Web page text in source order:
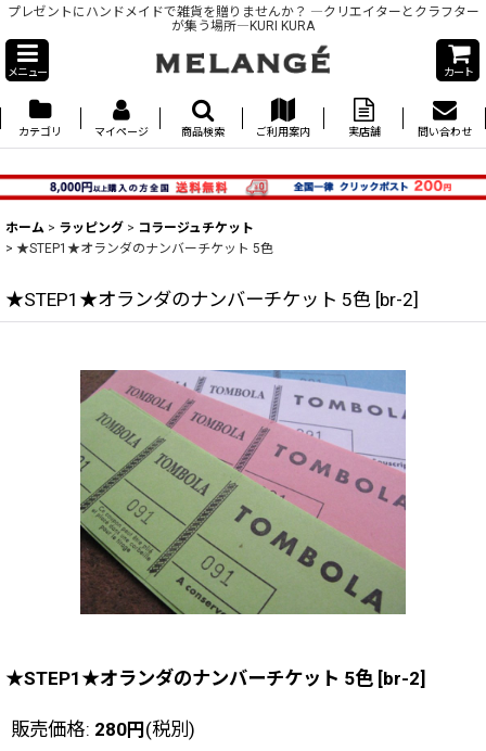
プレゼントにハンドメイドで雑貨を贈りませんか？ ―クリエイターとクラフター
が集う場所―KURI KURA
メニュー カート
カテゴリ マイページ 商品検索 ご利用案内 実店舗 問い合わせ
ホーム > ラッピング > コラージュチケット
> ★STEP1★オランダのナンバーチケット 5色
★STEP1★オランダのナンバーチケット 5色 [br-2]
★STEP1★オランダのナンバーチケット 5色 [br-2]
販売価格: 280円(税別)